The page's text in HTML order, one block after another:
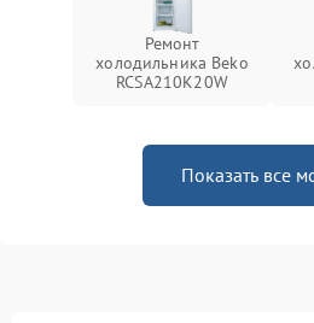
Ремонт
холодильника Beko
RCSA210K20W
Показать все